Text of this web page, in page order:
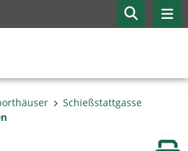
Schießstattgasse